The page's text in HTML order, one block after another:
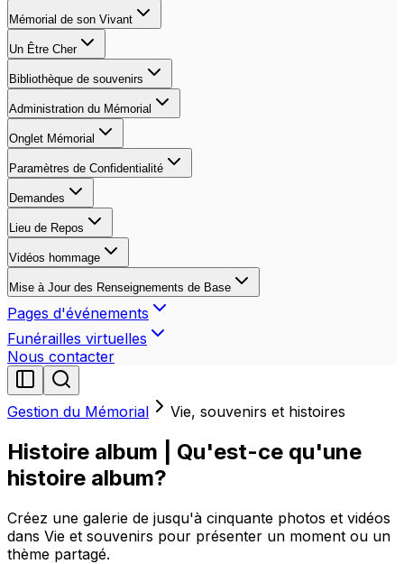
Mémorial de son Vivant
Un Être Cher
Bibliothèque de souvenirs
Administration du Mémorial
Onglet Mémorial
Paramètres de Confidentialité
Demandes
Lieu de Repos
Vidéos hommage
Mise à Jour des Renseignements de Base
Pages d'événements
Funérailles virtuelles
Nous contacter
Gestion du Mémorial Vie, souvenirs et histoires
Histoire album | Qu'est-ce qu'une
histoire album?
Créez une galerie de jusqu'à cinquante photos et vidéos
dans Vie et souvenirs pour présenter un moment ou un
thème partagé.